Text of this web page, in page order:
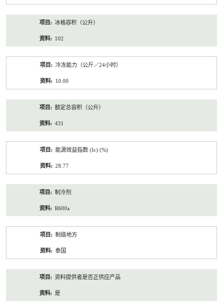
冰格容积（公升）
102
冷冻能力（公斤／24小时）
10.00
额定总容积（公升）
431
能源效益指数 (Iε) (%)
28.77
制冷剂
R600a
制造地方
泰国
资料提供者是否正供应产品
是